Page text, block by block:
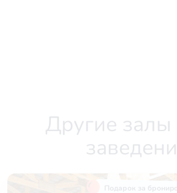
Другие залы